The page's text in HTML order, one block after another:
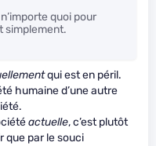
quoi pour
simplement.
qui est en péril.
humaine d’une autre
actuelle, c’est plutôt
que par le souci